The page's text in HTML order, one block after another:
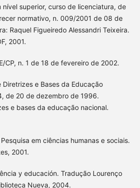
superior, curso de licenciatura, de
normativo, n. 009/2001 de 08 de
Raquel Figueiredo Alessandri Teixeira.
2001.
CP, n. 1 de 18 de fevereiro de 2002.
Diretrizes e Bases da Educação
de 20 de dezembro de 1996.
e bases da educação nacional.
em ciências humanas e sociais.
2001.
y educación. Tradução Lourenço
Nueva, 2004.